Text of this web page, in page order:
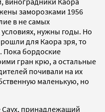
заморозками 1956
в не самых
нужны годы. Но
для Каора зря, то
Пока бордоские
гран крю, а остальные
почивали на их
маленькую, но
Cayx, принадлежащий